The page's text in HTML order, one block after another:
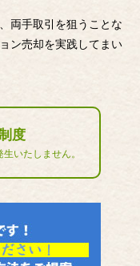
両手取引を狙うことな
ン売却を実践してまい
度
いたしません。